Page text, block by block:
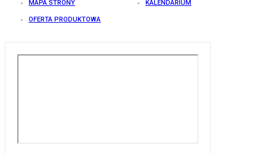
MAPA STRONY KALENDARIUM
OFERTA PRODUKTOWA